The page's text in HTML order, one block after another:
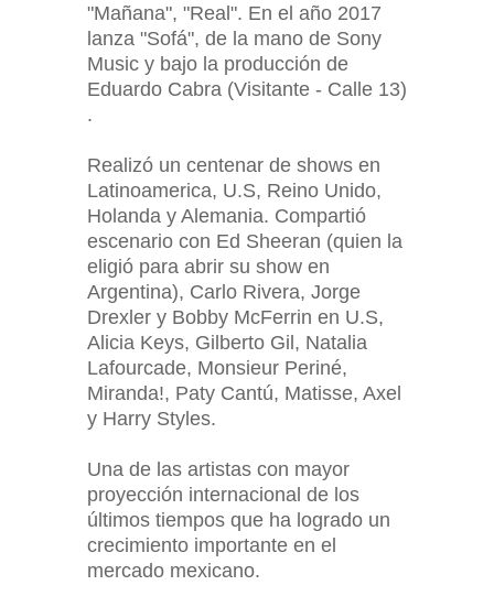
"Mañana", "Real". En el año 2017
lanza "Sofá", de la mano de Sony
Music y bajo la producción de
Eduardo Cabra (Visitante - Calle 13)
.
Realizó un centenar de shows en
Latinoamerica, U.S, Reino Unido,
Holanda y Alemania. Compartió
escenario con Ed Sheeran (quien la
eligió para abrir su show en
Argentina), Carlo Rivera, Jorge
Drexler y Bobby McFerrin en U.S,
Alicia Keys, Gilberto Gil, Natalia
Lafourcade, Monsieur Periné,
Miranda!, Paty Cantú, Matisse, Axel
y Harry Styles.
Una de las artistas con mayor
proyección internacional de los
últimos tiempos que ha logrado un
crecimiento importante en el
mercado mexicano.